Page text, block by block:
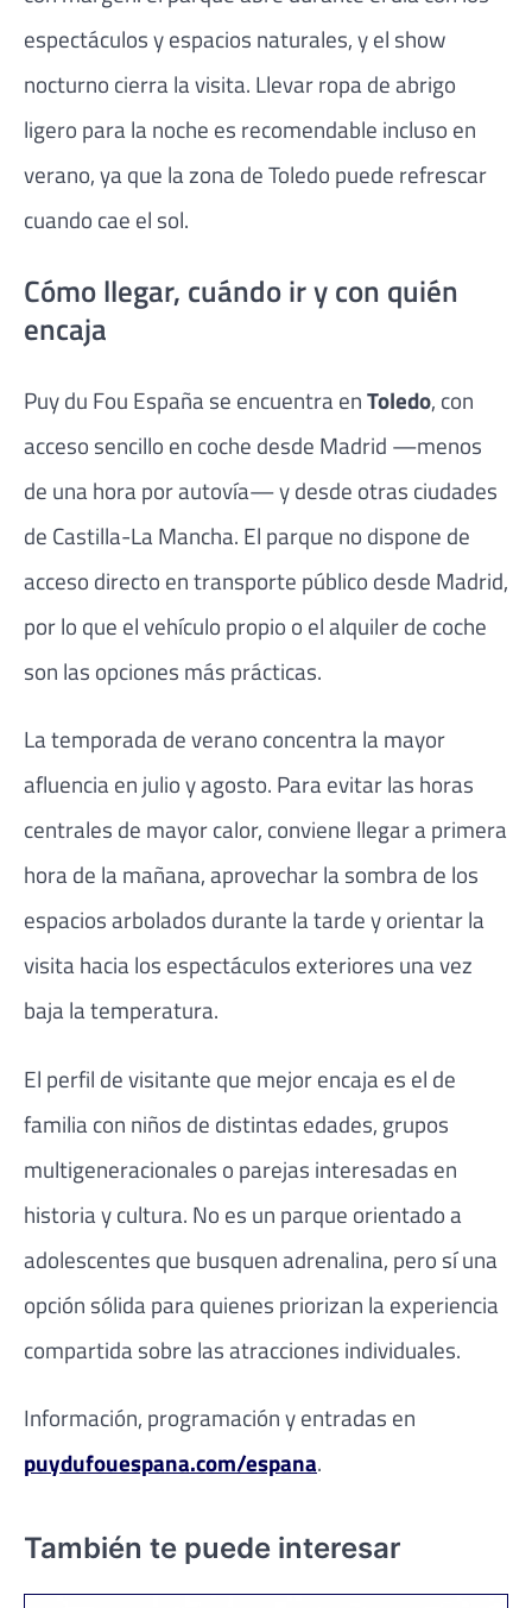
espectáculos y espacios naturales, y el show
nocturno cierra la visita. Llevar ropa de abrigo
ligero para la noche es recomendable incluso en
verano, ya que la zona de Toledo puede refrescar
cuando cae el sol.
Cómo llegar, cuándo ir y con quién
encaja
Puy du Fou España se encuentra enToledo, con
acceso sencillo en coche desde Madrid —menos
de una hora por autovía— y desde otras ciudades
de Castilla-La Mancha. El parque no dispone de
acceso directo en transporte público desde Madrid,
por lo que el vehículo propio o el alquiler de coche
son las opciones más prácticas.
La temporada de verano concentra la mayor
afluencia en julio y agosto. Para evitar las horas
centrales de mayor calor, conviene llegar a primera
hora de la mañana, aprovechar la sombra de los
espacios arbolados durante la tarde y orientar la
visita hacia los espectáculos exteriores una vez
baja la temperatura.
El perfil de visitante que mejor encaja es el de
familia con niños de distintas edades, grupos
multigeneracionales o parejas interesadas en
historia y cultura. No es un parque orientado a
adolescentes que busquen adrenalina, pero sí una
opción sólida para quienes priorizan la experiencia
compartida sobre las atracciones individuales.
Información, programación y entradas en
puydufouespana.com/espana.
También te puede interesar